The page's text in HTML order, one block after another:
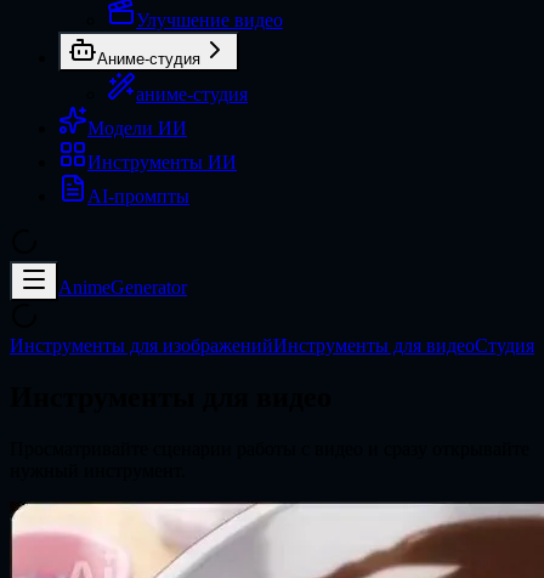
Улучшение видео
Аниме-студия
аниме-студия
Модели ИИ
Инструменты ИИ
AI-промпты
AnimeGenerator
Инструменты для изображенийИнструменты для видеоСтудия